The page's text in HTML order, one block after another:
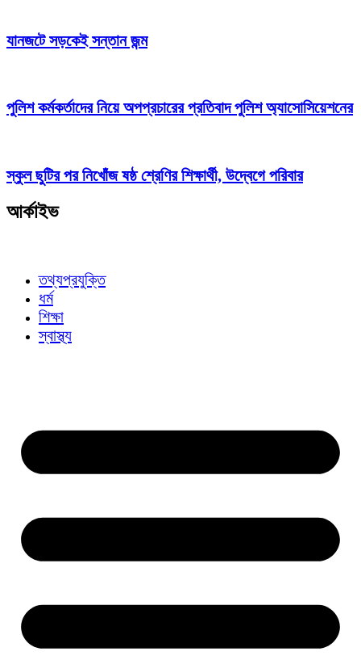
যানজটে সড়কেই সন্তান জন্ম
পুলিশ কর্মকর্তাদের নিয়ে অপপ্রচারের প্রতিবাদ পুলিশ অ্যাসোসিয়েশনের
স্কুল ছুটির পর নিখোঁজ ষষ্ঠ শ্রেণির শিক্ষার্থী, উদ্বেগে পরিবার
আর্কাইভ
তথ্যপ্রযুক্তি
ধর্ম
শিক্ষা
স্বাস্থ্য